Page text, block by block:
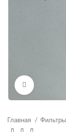
Нажмите,
Главная